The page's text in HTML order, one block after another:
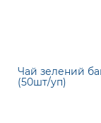
Чай зелений
(50шт/уп)